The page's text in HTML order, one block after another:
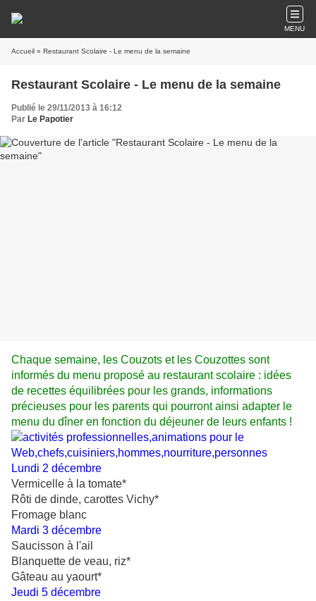
MENU
Accueil » Restaurant Scolaire - Le menu de la semaine
Restaurant Scolaire - Le menu de la semaine
Publié le 29/11/2013 à 16:12
Par Le Papotier
Chaque semaine, les Couzots et les Couzottes sont
informés du menu proposé au restaurant scolaire : idées
de recettes équilibrées pour les grands, informations
précieuses pour les parents qui pourrontainsi adapter le
menu du dîner en fonction du déjeuner de leurs enfants !
Lundi 2 décembre
Vermicelle à la tomate*
Rôti de dinde, carottes Vichy*
Fromage blanc
Mardi 3 décembre
Saucisson à l'ail
Blanquette de veau, riz*
Gâteau au yaourt*
Jeudi 5 décembre